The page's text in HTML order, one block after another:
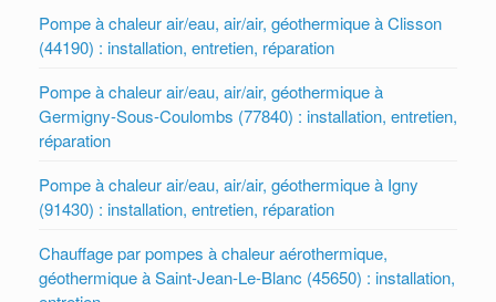
Pompe à chaleur air/eau, air/air, géothermique à Clisson
(44190) : installation, entretien, réparation
Pompe à chaleur air/eau, air/air, géothermique à
Germigny-Sous-Coulombs (77840) : installation, entretien,
réparation
Pompe à chaleur air/eau, air/air, géothermique à Igny
(91430) : installation, entretien, réparation
Chauffage par pompes à chaleur aérothermique,
géothermique à Saint-Jean-Le-Blanc (45650) : installation,